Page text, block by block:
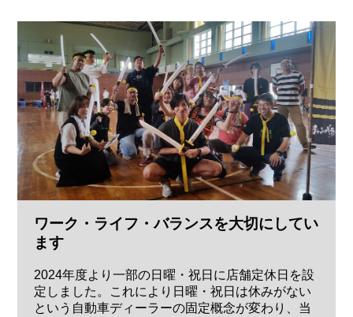
ワーク・ライフ・バランスを大切にしてい
ます
2024年度より一部の日曜・祝日に店舗定休日を設
定しました。これにより日曜・祝日は休みがない
という自動車ディーラーの固定概念が変わり、当